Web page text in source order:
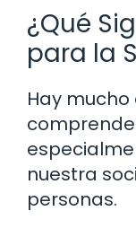
¿Qué
para la
Hay
nuestra
personas.